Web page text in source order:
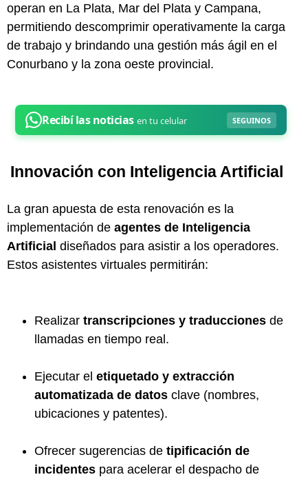
operan en La Plata, Mar del Plata y Campana,
permitiendo descomprimir operativamente la carga
de trabajo y brindando una gestión más ágil en el
Conurbano y la zona oeste provincial.
Innovación con Inteligencia Artificial
La gran apuesta de esta renovación es la
implementación de agentes de Inteligencia
Artificial diseñados para asistir a los operadores.
Estos asistentes virtuales permitirán:
Realizar transcripciones y traducciones de
llamadas en tiempo real.
Ejecutar el etiquetado y extracción
automatizada de datos clave (nombres,
ubicaciones y patentes).
Ofrecer sugerencias de tipificación de
incidentes para acelerar el despacho de